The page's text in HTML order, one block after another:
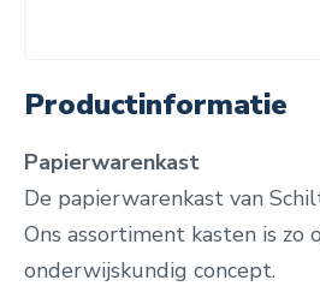
Productinformatie
Papierwarenkast
De papierwarenkast van
Ons assortiment kasten is
onderwijskundig concept.